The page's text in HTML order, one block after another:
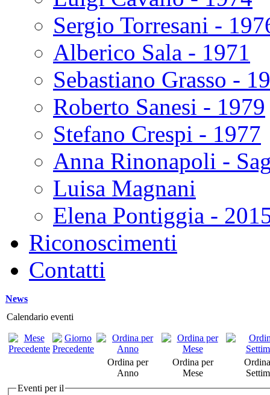
Sergio Torresani -
Alberico Sala - 1971
Sebastiano Grasso -
Roberto Sanesi - 1979
Stefano Crespi - 1977
Anna Rinonapoli -
Luisa Magnani
Elena Pontiggia -
Riconoscimenti
Contatti
News
Calendario eventi
Ordina per
Anno
Ordina per
Mese
Eventi per il